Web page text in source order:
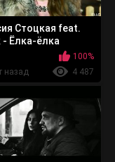
Стоцкая feat.
- Ёлка-ёлка
100%
назад
4 487